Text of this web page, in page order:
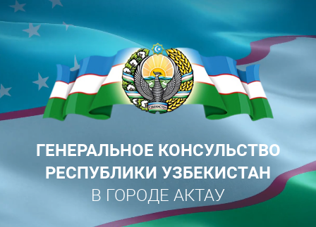
ГЕНЕРАЛЬНОЕ КОНСУЛЬСТВО
РЕСПУБЛИКИ УЗБЕКИСТАН
В ГОРОДЕ АКТАУ